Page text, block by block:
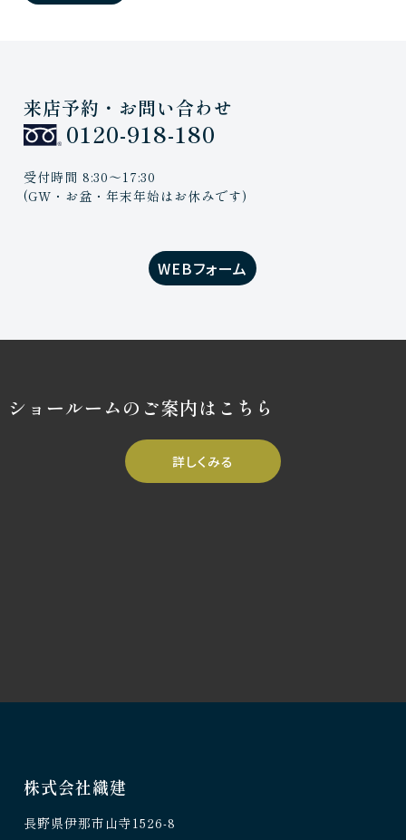
来店予約・お問い合わせ
0120-918-180
受付時間 8:30〜17:30
(GW・お盆・年末年始はお休みです)
WEBフォーム
ショールームのご案内はこちら
詳しくみる
株式会社織建
長野県伊那市山寺1526-8